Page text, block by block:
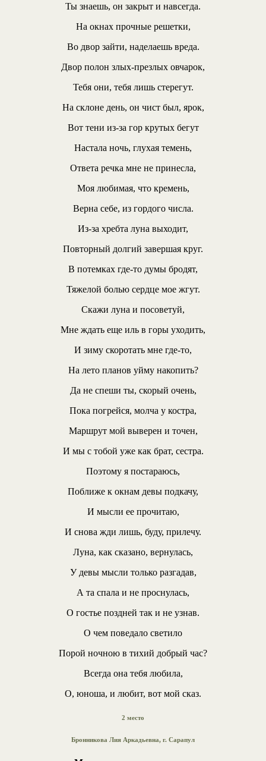
Ты знаешь, он закрыт и навсегда.
На окнах прочные решетки,
Во двор зайти, наделаешь вреда.
Двор полон злых-презлых овчарок,
Тебя они, тебя лишь стерегут.
На склоне день, он чист был, ярок,
Вот тени из-за гор крутых бегут
Настала ночь, глухая темень,
Ответа речка мне не принесла,
Моя любимая, что кремень,
Верна себе, из гордого числа.
Из-за хребта луна выходит,
Повторный долгий завершая круг.
В потемках где-то думы бродят,
Тяжелой болью сердце мое жгут.
Скажи луна и посоветуй,
Мне ждать еще иль в горы уходить,
И зиму скоротать мне где-то,
На лето планов уйму накопить?
Да не спеши ты, скорый очень,
Пока погрейся, молча у костра,
Маршрут мой выверен и точен,
И мы с тобой уже как брат, сестра.
Поэтому я постараюсь,
Поближе к окнам девы подкачу,
И мысли ее прочитаю,
И снова жди лишь, буду, прилечу.
Луна, как сказано, вернулась,
У девы мысли только разгадав,
А та спала и не проснулась,
О гостье поздней так и не узнав.
О чем поведало светило
Порой ночною в тихий добрый час?
Всегда она тебя любила,
О, юноша, и любит, вот мой сказ.
2 место
Бронникова Лия Аркадьевна, г. Сарапул